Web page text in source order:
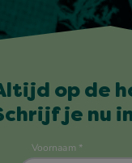
op de
je nu